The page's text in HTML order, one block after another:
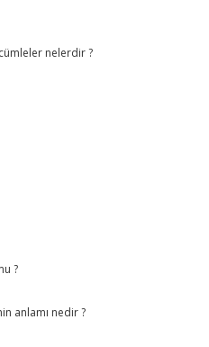
nelerdir ?
?
anlamı nedir ?